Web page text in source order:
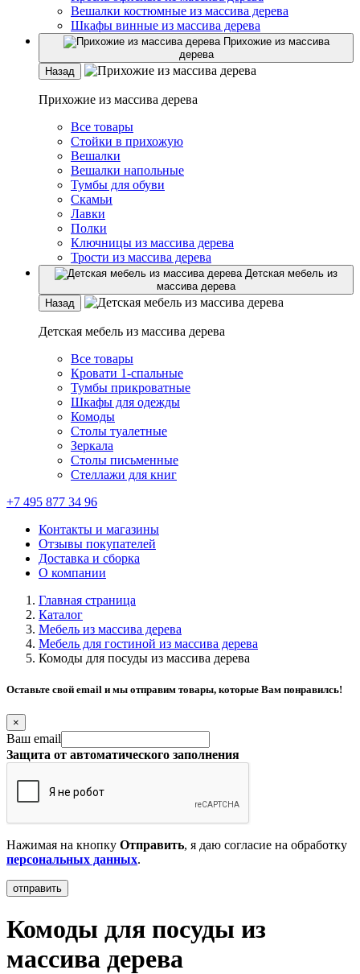
Вешалки костюмные из массива дерева
Шкафы винные из массива дерева
Прихожие из массива
дерева
Назад
Прихожие из массива дерева
Все товары
Стойки в прихожую
Вешалки
Вешалки напольные
Тумбы для обуви
Скамьи
Лавки
Полки
Ключницы из массива дерева
Трости из массива дерева
Детская мебель из
массива дерева
Назад
Детская мебель из массива дерева
Все товары
Кровати 1-спальные
Тумбы прикроватные
Шкафы для одежды
Комоды
Столы туалетные
Зеркала
Столы письменные
Стеллажи для книг
+7 495 877 34 96
Контакты и магазины
Отзывы покупателей
Доставка и сборка
О компании
Главная страница
Каталог
Мебель из массива дерева
Мебель для гостиной из массива дерева
Комоды для посуды из массива дерева
Оставьте свой email и мы отправим товары, которые Вам понравилсь!
×
Ваш email
Защита от автоматического заполнения
Нажимая на кнопку Отправить, я даю согласие на обработку
персональных данных.
Комоды для посуды из
массива дерева